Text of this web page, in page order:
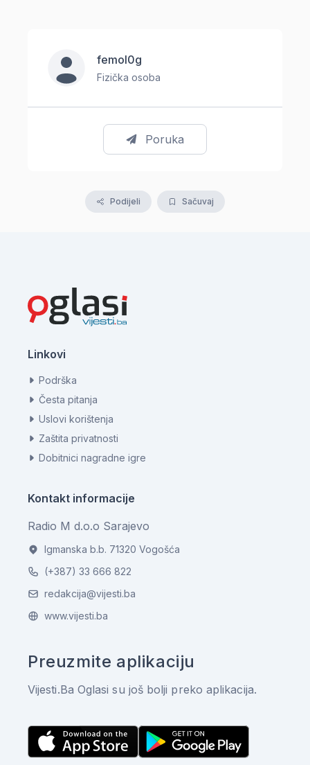
femol0g
Fizička osoba
Poruka
Podijeli Sačuvaj
Linkovi
Podrška
Česta pitanja
Uslovi korištenja
Zaštita privatnosti
Dobitnici nagradne igre
Kontakt informacije
Radio M d.o.o Sarajevo
Igmanska b.b. 71320 Vogošća
(+387) 33 666 822
redakcija@vijesti.ba
www.vijesti.ba
Preuzmite aplikaciju
Vijesti.Ba Oglasi su još bolji preko aplikacija.